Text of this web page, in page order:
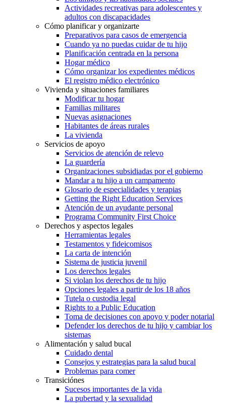
Actividades recreativas para adolescentes y
adultos con discapacidades
Cómo planificar y organizarte
Preparativos para casos de emergencia
Cuando ya no puedas cuidar de tu hijo
Planificación centrada en la persona
Hogar médico
Cómo organizar los expedientes médicos
El registro médico electrónico
Vivienda y situaciones familiares
Modificar tu hogar
Familias militares
Nuevas asignaciones
Habitantes de áreas rurales
La vivienda
Servicios de apoyo
Servicios de atención de relevo
La guardería
Organizaciones subsidiadas por el gobierno
Mandar a tu hijo a un campamento
Glosario de especialidades y terapias
Getting the Right Education Services
Atención de un ayudante personal
Programa Community First Choice
Derechos y aspectos legales
Herramientas legales
Testamentos y fideicomisos
La carta de intención
Sistema de justicia juvenil
Los derechos legales
Si violan los derechos de tu hijo
Opciones legales a partir de los 18 años
Tutela o custodia legal
Rights to a Public Education
Toma de decisiones con apoyo y poder notarial
Defender los derechos de tu hijo y cambiar los
sistemas
Alimentación y salud bucal
Cuidado dental
Consejos y estrategias para la salud bucal
Problemas para comer
Transiciónes
Sucesos importantes de la vida
La pubertad y la sexualidad